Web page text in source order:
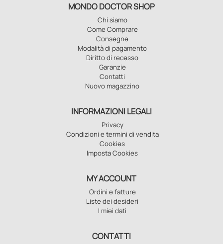
MONDO DOCTOR SHOP
Chi siamo
Come Comprare
Consegne
Modalità di pagamento
Diritto di recesso
Garanzie
Contatti
Nuovo magazzino
INFORMAZIONI LEGALI
Privacy
Condizioni e termini di vendita
Cookies
Imposta Cookies
MY ACCOUNT
Ordini e fatture
Liste dei desideri
I miei dati
CONTATTI